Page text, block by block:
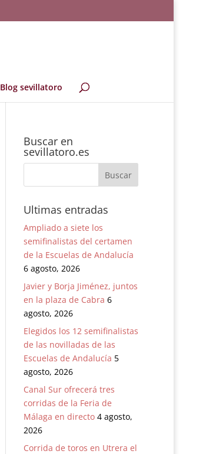
Blog sevillatoro
Buscar en
sevillatoro.es
Ultimas entradas
Ampliado a siete los
semifinalistas del certamen
de la Escuelas de Andalucía
6 agosto, 2026
Javier y Borja Jiménez, juntos
en la plaza de Cabra 6
agosto, 2026
Elegidos los 12 semifinalistas
de las novilladas de las
Escuelas de Andalucía 5
agosto, 2026
Canal Sur ofrecerá tres
corridas de la Feria de
Málaga en directo 4 agosto,
2026
Corrida de toros en Utrera el